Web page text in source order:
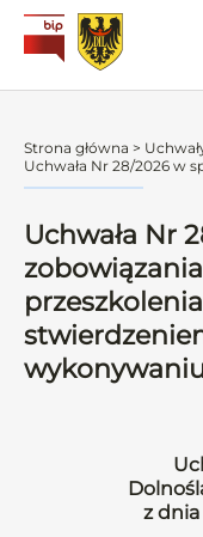
Strona główna >
Uchwała Nr 28/2026 w
Uchwała Nr
z